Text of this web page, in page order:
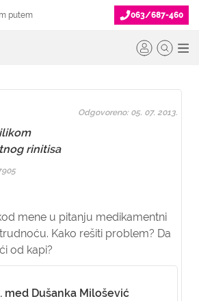
putem 063/687-460
rinitisa
mene u pitanju medikamentni
Kako rešiti problem? Da
od kapi?
Odgovoreno: 05. 07. 2013.
med Dušanka Milošević